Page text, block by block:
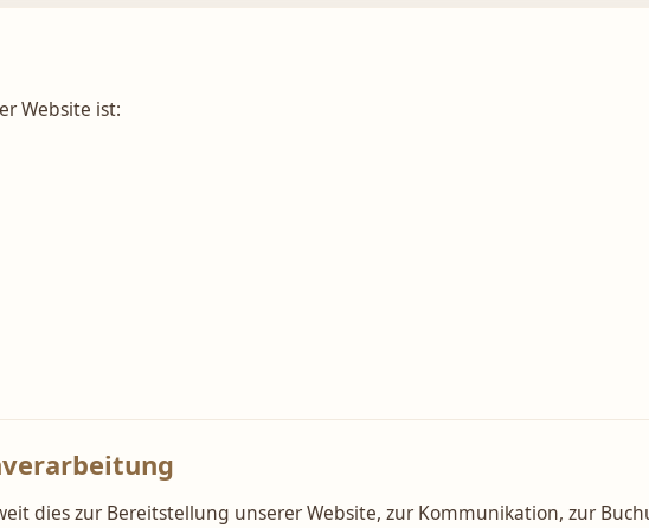
Website ist:
dies zur Bereitstellung unserer Website, zur Kommunikation, zur